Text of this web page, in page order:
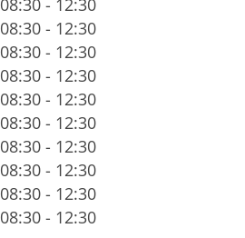
08:30 - 12:30
08:30 - 12:30
08:30 - 12:30
08:30 - 12:30
08:30 - 12:30
08:30 - 12:30
08:30 - 12:30
08:30 - 12:30
08:30 - 12:30